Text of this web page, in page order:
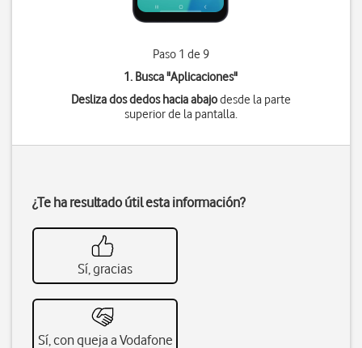
Paso 1 de 9
1. Busca "Aplicaciones"
Desliza dos dedos hacia abajodesde la parte
superior de la pantalla.
¿Te ha resultado útil esta información?
Sí, gracias
Sí, con queja a Vodafone